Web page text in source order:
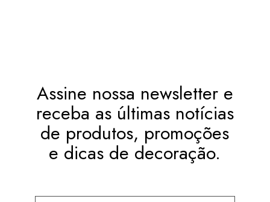
Assine nossa newsletter e
receba as últimas notícias
de produtos, promoções
e dicas de decoração.